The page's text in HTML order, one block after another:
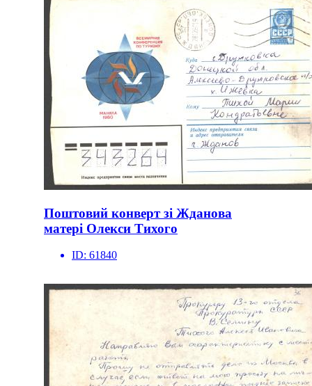
Поштовий конверт зі Жданова
матері Олекси Тихого
ID: 61840